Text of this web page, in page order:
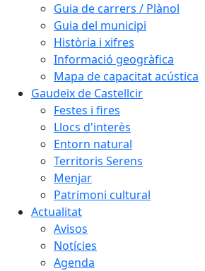
Guia de carrers / Plànol
Guia del municipi
Història i xifres
Informació geogràfica
Mapa de capacitat acústica
Gaudeix de Castellcir
Festes i fires
Llocs d'interès
Entorn natural
Territoris Serens
Menjar
Patrimoni cultural
Actualitat
Avisos
Notícies
Agenda